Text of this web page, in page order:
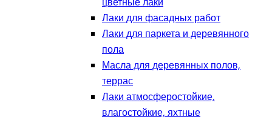
Лаки для фасадных работ
Лаки для паркета и деревянного
пола
Масла для деревянных полов,
террас
Лаки атмосферостойкие,
влагостойкие, яхтные